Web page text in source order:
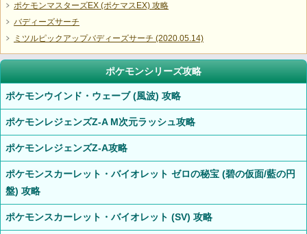
ポケモンマスターズEX (ポケマスEX) 攻略
バディーズサーチ
ミツルピックアップバディーズサーチ (2020.05.14)
ポケモンシリーズ攻略
ポケモンウインド・ウェーブ (風波) 攻略
ポケモンレジェンズZ-A M次元ラッシュ攻略
ポケモンレジェンズZ-A攻略
ポケモンスカーレット・バイオレット ゼロの秘宝 (碧の仮面/藍の円
盤) 攻略
ポケモンスカーレット・バイオレット (SV) 攻略